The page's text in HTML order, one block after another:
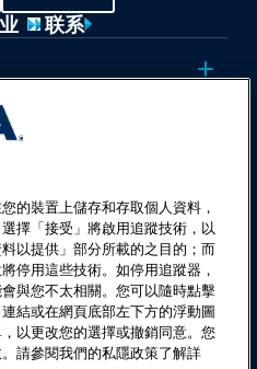
联系
的裝置上儲存和存取個人資料，
擇「接受」將啟用追蹤技術，以
以提供」部分所載的之目的；而
停用這些技術。如停用追蹤器，
與您不太相關。您可以隨時點擊
結或在網頁底部左下方的浮動圖
以更改您的選擇或撤銷同意。您
請參閱我們的私隱政策了解詳